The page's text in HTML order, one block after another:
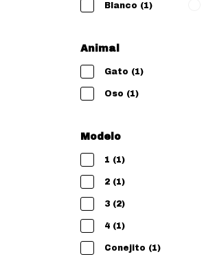
Blanco (1)
Animal
Gato (1)
Oso (1)
Modelo
1 (1)
2 (1)
3 (2)
4 (1)
Conejito (1)